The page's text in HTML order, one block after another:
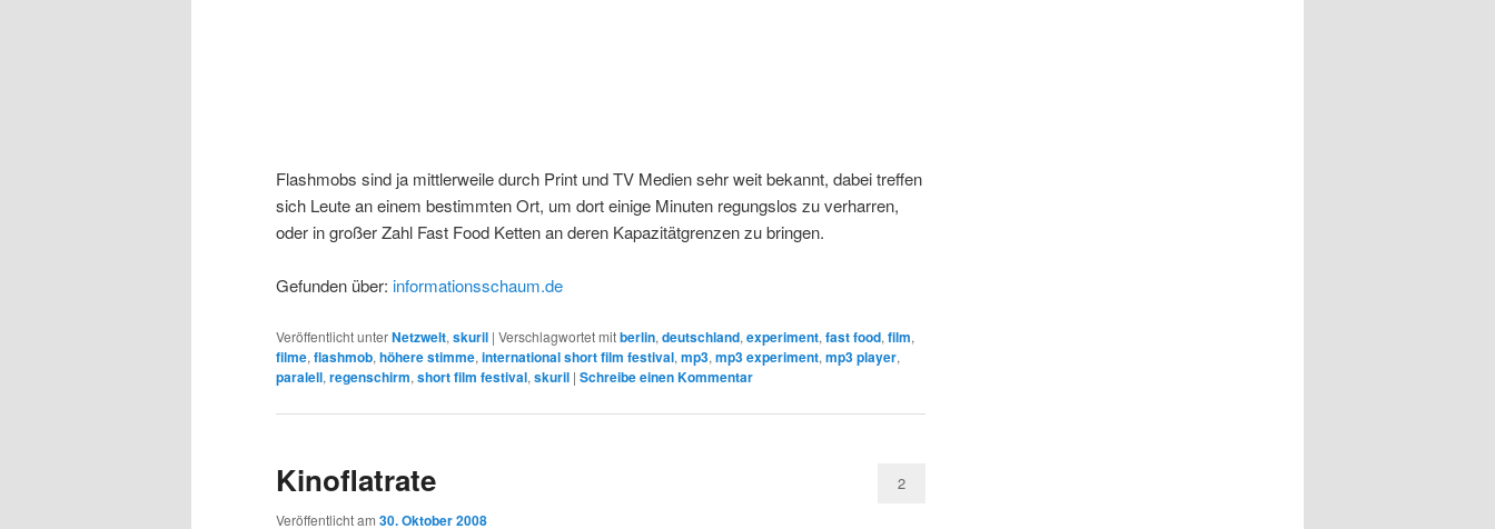
Flashmobs sind ja mittlerweile durch Print und TV Medien sehr weit bekannt, dabei treffen
sich Leute an einem bestimmten Ort, um dort einige Minuten regungslos zu verharren,
oder in großer Zahl Fast Food Ketten an deren Kapazitätgrenzen zu bringen.
Gefunden über: informationsschaum.de
Veröffentlicht unterNetzwelt, skuril | Verschlagwortet mitberlin, deutschland, experiment, fast food, film,
filme, flashmob, höhere stimme, international short film festival, mp3, mp3 experiment, mp3 player,
paralell, regenschirm, short film festival, skuril | Schreibe einen Kommentar
Kinoflatrate
Veröffentlicht am 30. Oktober 2008
2